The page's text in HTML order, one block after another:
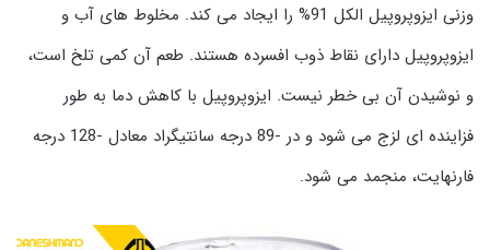
وزنی ایزوپروپیل الکل 91% را ایجاد می کند. مخلوط های آب و
ایزوپروپیل دارای نقاط ذوب افسرده هستند. طعم آن کمی تلخ است،
و نوشیدن آن بی خطر نیست. ایزوپروپیل با کاهش دما به طور
فزاینده ای لزج می شود و در -89 درجه سانتیگراد معادل -128 درجه
فارنهایت، منجمد می شود.